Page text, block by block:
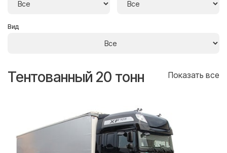
Вид
Тентованный 20 тонн Показать все